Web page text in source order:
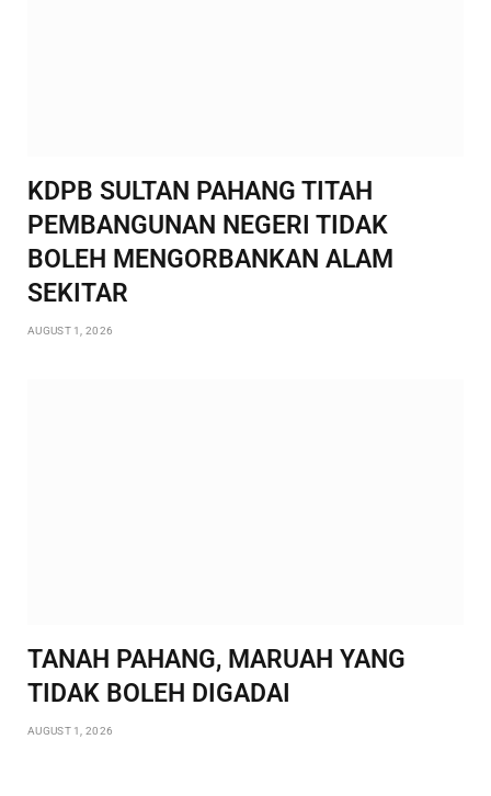
KDPB SULTAN PAHANG TITAH
PEMBANGUNAN NEGERI TIDAK
BOLEH MENGORBANKAN ALAM
SEKITAR
AUGUST 1, 2026
TANAH PAHANG, MARUAH YANG
TIDAK BOLEH DIGADAI
AUGUST 1, 2026